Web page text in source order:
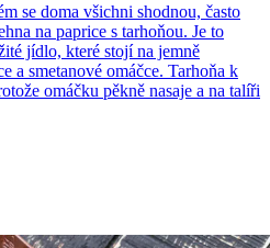
se doma všichni shodnou, často
na paprice s tarhoňou. Je to
jídlo, které stojí na jemně
a smetanové omáčce. Tarhoňa k
omáčku pěkně nasaje a na talíři